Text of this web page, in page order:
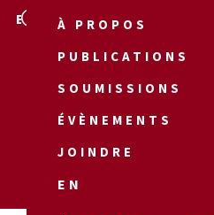
EN
À PROPOS
PUBLICATIONS
SOUMISSIONS
ÉVÈNEMENTS
JOINDRE
EN